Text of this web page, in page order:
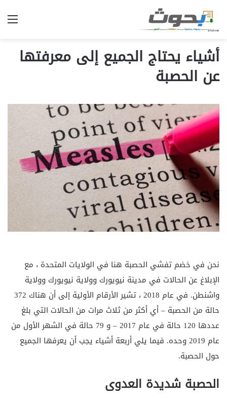
أشياء يحتاج الجميع إلى معرفتها
عن الحصبة
نحن في خضم تفشي الحصبة هنا في الولايات المتحدة ، مع
الإبلاغ عن الحالات في مدينة نيويورك وولاية نيويورك وولاية
واشنطن. في عام 2018 ، تشير الأرقام الأولية إلى أن هناك 372
حالة من الحصبة – أي أكثر من ثلاث مرات من الحالات التي بلغ
عددها 120 حالة في عام 2017 – و 79 حالة في الشهر الأول من
عام 2019 وحده. فيما يلي أربعة أشياء يجب أن يعرفها الجميع
حول الحصبة.
الحصبة شديدة العدوى